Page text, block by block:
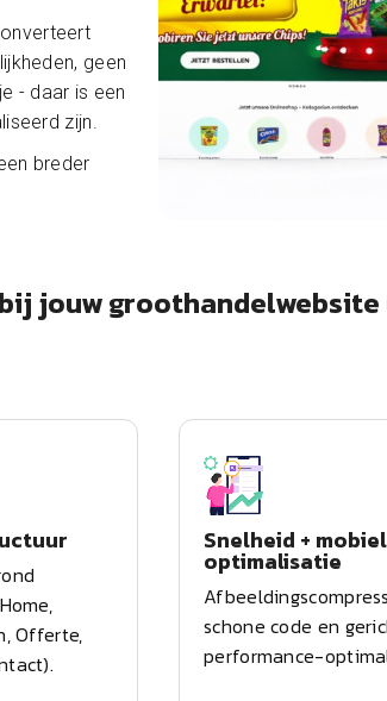
geen
- daar is een
zijn.
breder
jouw
Offerte,
Snelheid +
optimalisatie
schone code en
performance-